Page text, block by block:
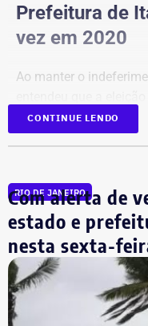
Prefeitura de
vez em 2020
Ao manter o
um terceiro mandato
Constituição Federal.
Eleitoral, os partidos e
agosto para registrar
nova votação. A
novembro deste ano e
dezembro de 2028,
correspondente ao
municipais de 2024.
CONTINUE LENDO
RIO DE JANEIRO
Com alerta de
estado e
nesta sexta-